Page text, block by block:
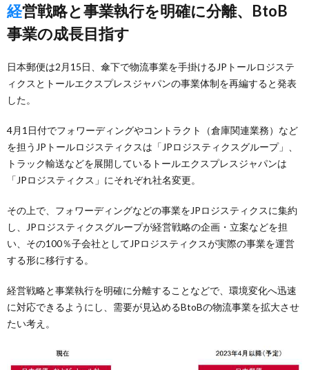
経営戦略と事業執行を明確に分離、BtoB
事業の成長目指す
日本郵便は2月15日、傘下で物流事業を手掛けるJPトールロジステ
ィクスとトールエクスプレスジャパンの事業体制を再編すると発表
した。
4月1日付でフォワーディングやコントラクト（倉庫関連業務）など
を担うJPトールロジスティクスは「JPロジスティクスグループ」、
トラック輸送などを展開しているトールエクスプレスジャパンは
「JPロジスティクス」にそれぞれ社名変更。
その上で、フォワーディングなどの事業をJPロジスティクスに集約
し、JPロジスティクスグループが経営戦略の企画・立案などを担
い、その100％子会社としてJPロジスティクスが実際の事業を運営
する形に移行する。
経営戦略と事業執行を明確に分離することなどで、環境変化へ迅速
に対応できるようにし、需要が見込めるBtoBの物流事業を拡大させ
たい考え。